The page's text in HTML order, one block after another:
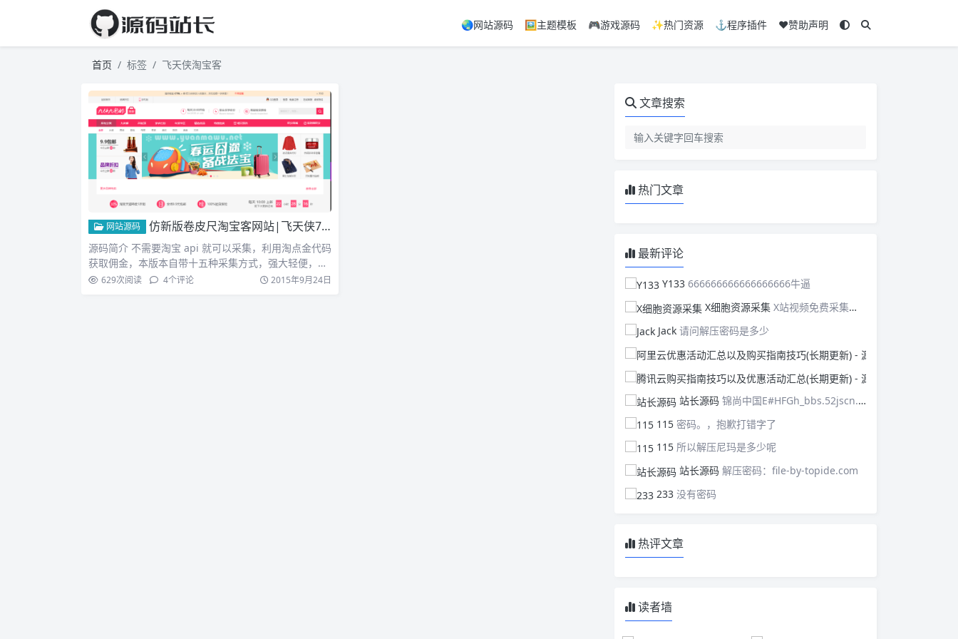
🌏网站源码 🖼️主题模板 🎮游戏源码 ✨热门资源 ⚓程序插件 ❤️赞助声明
首页 标签 飞天侠淘宝客
网站源码 仿新版卷皮尺淘宝客网站|飞天侠7.0淘宝客|15种采集方式让你轻松拥有海量数据+手机版
源码简介 不需要淘宝 api 就可以采集，利用淘点金代码
获取佣金，本版本自带十五种采集方式，强大轻便，非
常实用…
629次阅读 4个评论 2015年9月24日
文章搜索
热门文章
最新评论
Y133 666666666666666666牛逼
X细胞资源采集 X站视频免费采集，可以适配此CMS，含免费模板。有需要的站长可以看看xxibaozyw.com
Jack 请问解压密码是多少
站长源码 锦尚中国E#HFGh_bbs.52jscn.comEYzhibo8
115 密码。，抱歉打错字了
115 所以解压尼玛是多少呢
站长源码 解压密码：file-by-topide.com
233 没有密码
热评文章
读者墙